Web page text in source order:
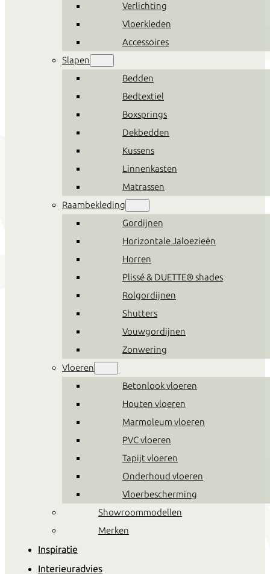
Verlichting
Vloerkleden
Accessoires
Slapen
Bedden
Bedtextiel
Boxsprings
Dekbedden
Kussens
Linnenkasten
Matrassen
Raambekleding
Gordijnen
Horizontale Jaloezieën
Horren
Plissé & DUETTE® shades
Rolgordijnen
Shutters
Vouwgordijnen
Zonwering
Vloeren
Betonlook vloeren
Houten vloeren
Marmoleum vloeren
PVC vloeren
Tapijt vloeren
Onderhoud vloeren
Vloerbescherming
Showroommodellen
Merken
Inspiratie
Interieuradvies
Pode
Alles in huis om jouw eigen
stijl te creëren